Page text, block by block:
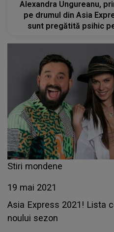
Alexandra Ungureanu,
pe drumul din Asia
sunt pregătită psihic
Stiri mondene
19 mai 2021
Asia Express 2021! Lista
noului sezon